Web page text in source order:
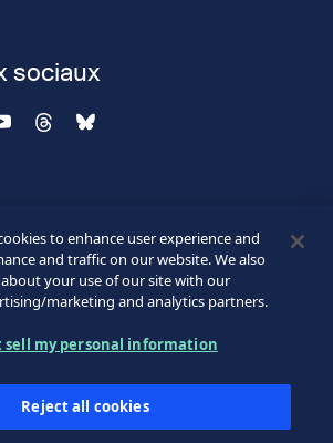
sociaux
SA.
to enhance user experience and
and traffic on our website. We also
your use of our site with our
marketing and analytics partners.
sell my personal information
Reject all cookies